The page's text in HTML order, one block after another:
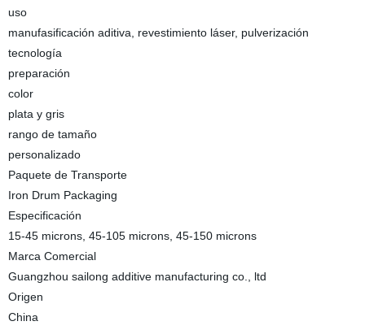
uso
manufasificación aditiva, revestimiento láser, pulverización
tecnología
preparación
color
plata y gris
rango de tamaño
personalizado
Paquete de Transporte
Iron Drum Packaging
Especificación
15-45 microns, 45-105 microns, 45-150 microns
Marca Comercial
Guangzhou sailong additive manufacturing co., ltd
Origen
China